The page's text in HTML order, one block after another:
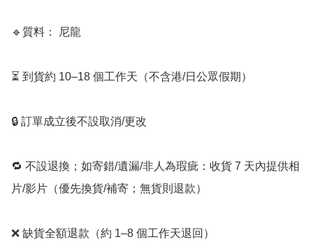
🔹質料： 尼龍
⏳ 到貨約 10–18 個工作天（不含港/日公眾假期）
🔒 訂單成立後不設取消/更改
🔁 不設退換；如寄錯/遺漏/非人為瑕疵：收貨 7 天內提供相
片/影片（優先換貨/補寄；無貨則退款）
❌ 缺貨全額退款（約 1–8 個工作天退回）